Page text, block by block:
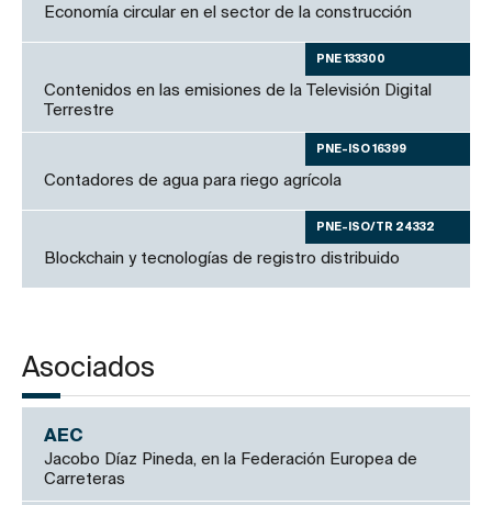
Economía circular en el sector de la construcción
PNE 133300
Contenidos en las emisiones de la Televisión Digital
Terrestre
PNE-ISO 16399
Contadores de agua para riego agrícola
PNE-ISO/TR 24332
Blockchain y tecnologías de registro distribuido
Asociados
AEC
Jacobo Díaz Pineda, en la Federación Europea de
Carreteras